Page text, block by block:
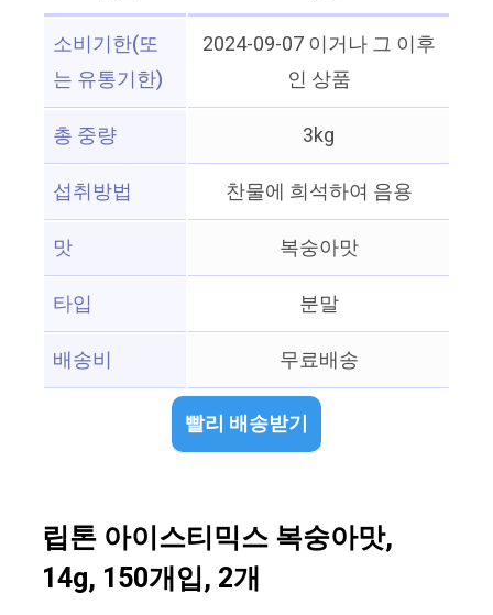
소비기한(또
는 유통기한)
2024-09-07 이거나 그 이후
인 상품
총 중량
3kg
섭취방법
찬물에 희석하여 음용
맛
복숭아맛
타입
분말
배송비
무료배송
빨리 배송받기
립톤 아이스티믹스 복숭아맛,
14g, 150개입, 2개